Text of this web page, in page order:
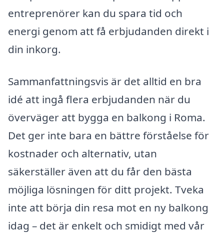
entreprenörer kan du spara tid och
energi genom att få erbjudanden direkt i
din inkorg.
Sammanfattningsvis är det alltid en bra
idé att ingå flera erbjudanden när du
överväger att bygga en balkong i Roma.
Det ger inte bara en bättre förståelse för
kostnader och alternativ, utan
säkerställer även att du får den bästa
möjliga lösningen för ditt projekt. Tveka
inte att börja din resa mot en ny balkong
idag – det är enkelt och smidigt med vår